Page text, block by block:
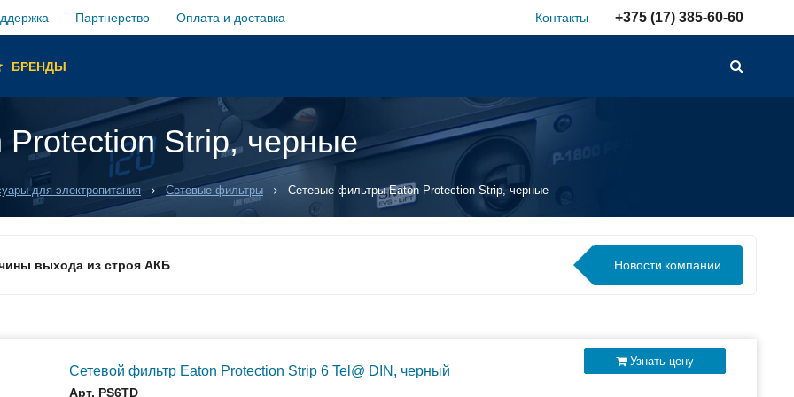
Партнерство Оплата и доставка Контакты +375 (17) 385-60-60
БРЕНДЫ
Strip, черные
для электропитания Сетевые фильтры Сетевые фильтры Eaton Protection Strip, черные
выхода из строя АКБ
временем автономной работы в зависимости от подключаемых внешних АКБ
Новости компании
Сетевой фильтр Eaton Protection Strip 6 Tel@ DIN, черный
Арт. PS6TD
Узнать цену